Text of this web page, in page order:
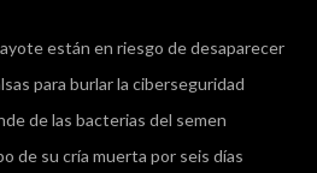
están en riesgo de desaparecer
para burlar la ciberseguridad
de las bacterias del semen
de su cría muerta por seis días